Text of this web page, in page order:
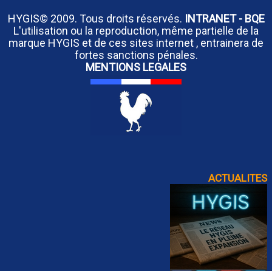
HYGIS© 2009. Tous droits réservés. INTRANET- BQE
L'utilisation ou la reproduction, même partielle de la
marque HYGIS et de ces sites internet , entrainera de
fortes sanctions pénales.
MENTIONS LEGALES
ACTUALITES